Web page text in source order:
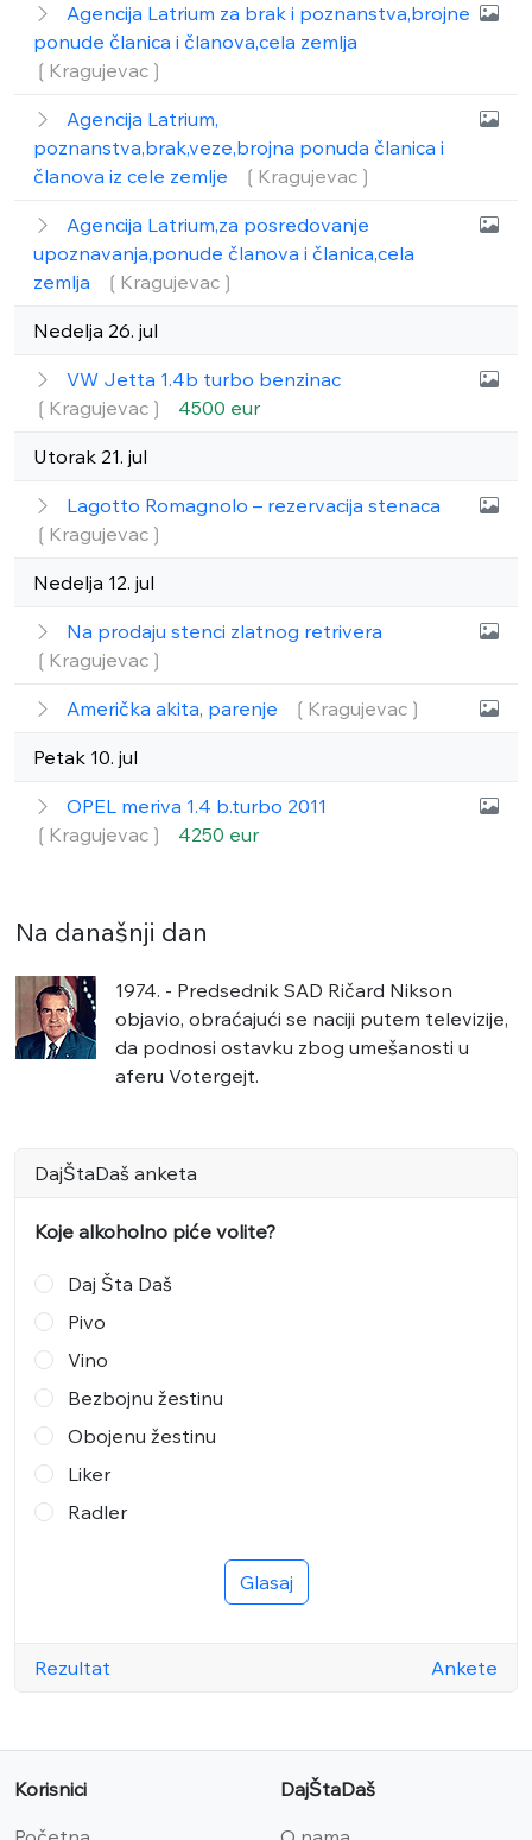
Agencija Latrium za brak i poznanstva,brojne
ponude članica i članova,cela zemlja
❲Kragujevac❳
Agencija Latrium,
poznanstva,brak,veze,brojna ponuda članica i
članova iz cele zemlje
❲Kragujevac❳
Agencija Latrium,za posredovanje
upoznavanja,ponude članova i članica,cela
zemlja
❲Kragujevac❳
Nedelja 26. jul
VW Jetta 1.4b turbo benzinac
❲Kragujevac❳
4500 eur
Utorak 21. jul
Lagotto Romagnolo – rezervacija stenaca
❲Kragujevac❳
Nedelja 12. jul
Na prodaju stenci zlatnog retrivera
❲Kragujevac❳
Američka akita, parenje ❲Kragujevac❳
Petak 10. jul
OPEL meriva 1.4 b.turbo 2011
❲Kragujevac❳
4250 eur
Na današnji dan
1974. - Predsednik SAD Ričard Nikson
objavio, obraćajući se naciji putem televizije,
da podnosi ostavku zbog umešanosti u
aferu Votergejt.
DajŠtaDaš anketa
Koje alkoholno piće volite?
Daj Šta Daš
Pivo
Vino
Bezbojnu žestinu
Obojenu žestinu
Liker
Radler
Glasaj
Rezultat Ankete
Korisnici
DajŠtaDaš